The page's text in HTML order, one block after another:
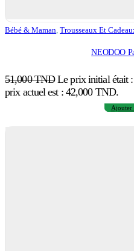
Bébé & Maman, Trousseaux Et
NEODOO
51,000TND Le prix initial était
prix actuel est : 42,000 TND.
Ajouter